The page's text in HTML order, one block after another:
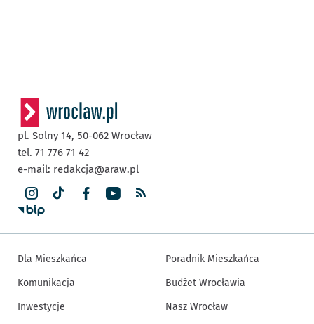
pl. Solny 14, 50-062 Wrocław
tel. 71 776 71 42
e-mail: redakcja@araw.pl
Dla Mieszkańca
Komunikacja
Inwestycje
Poradnik Mieszkańca
Budżet Wrocławia
Nasz Wrocław